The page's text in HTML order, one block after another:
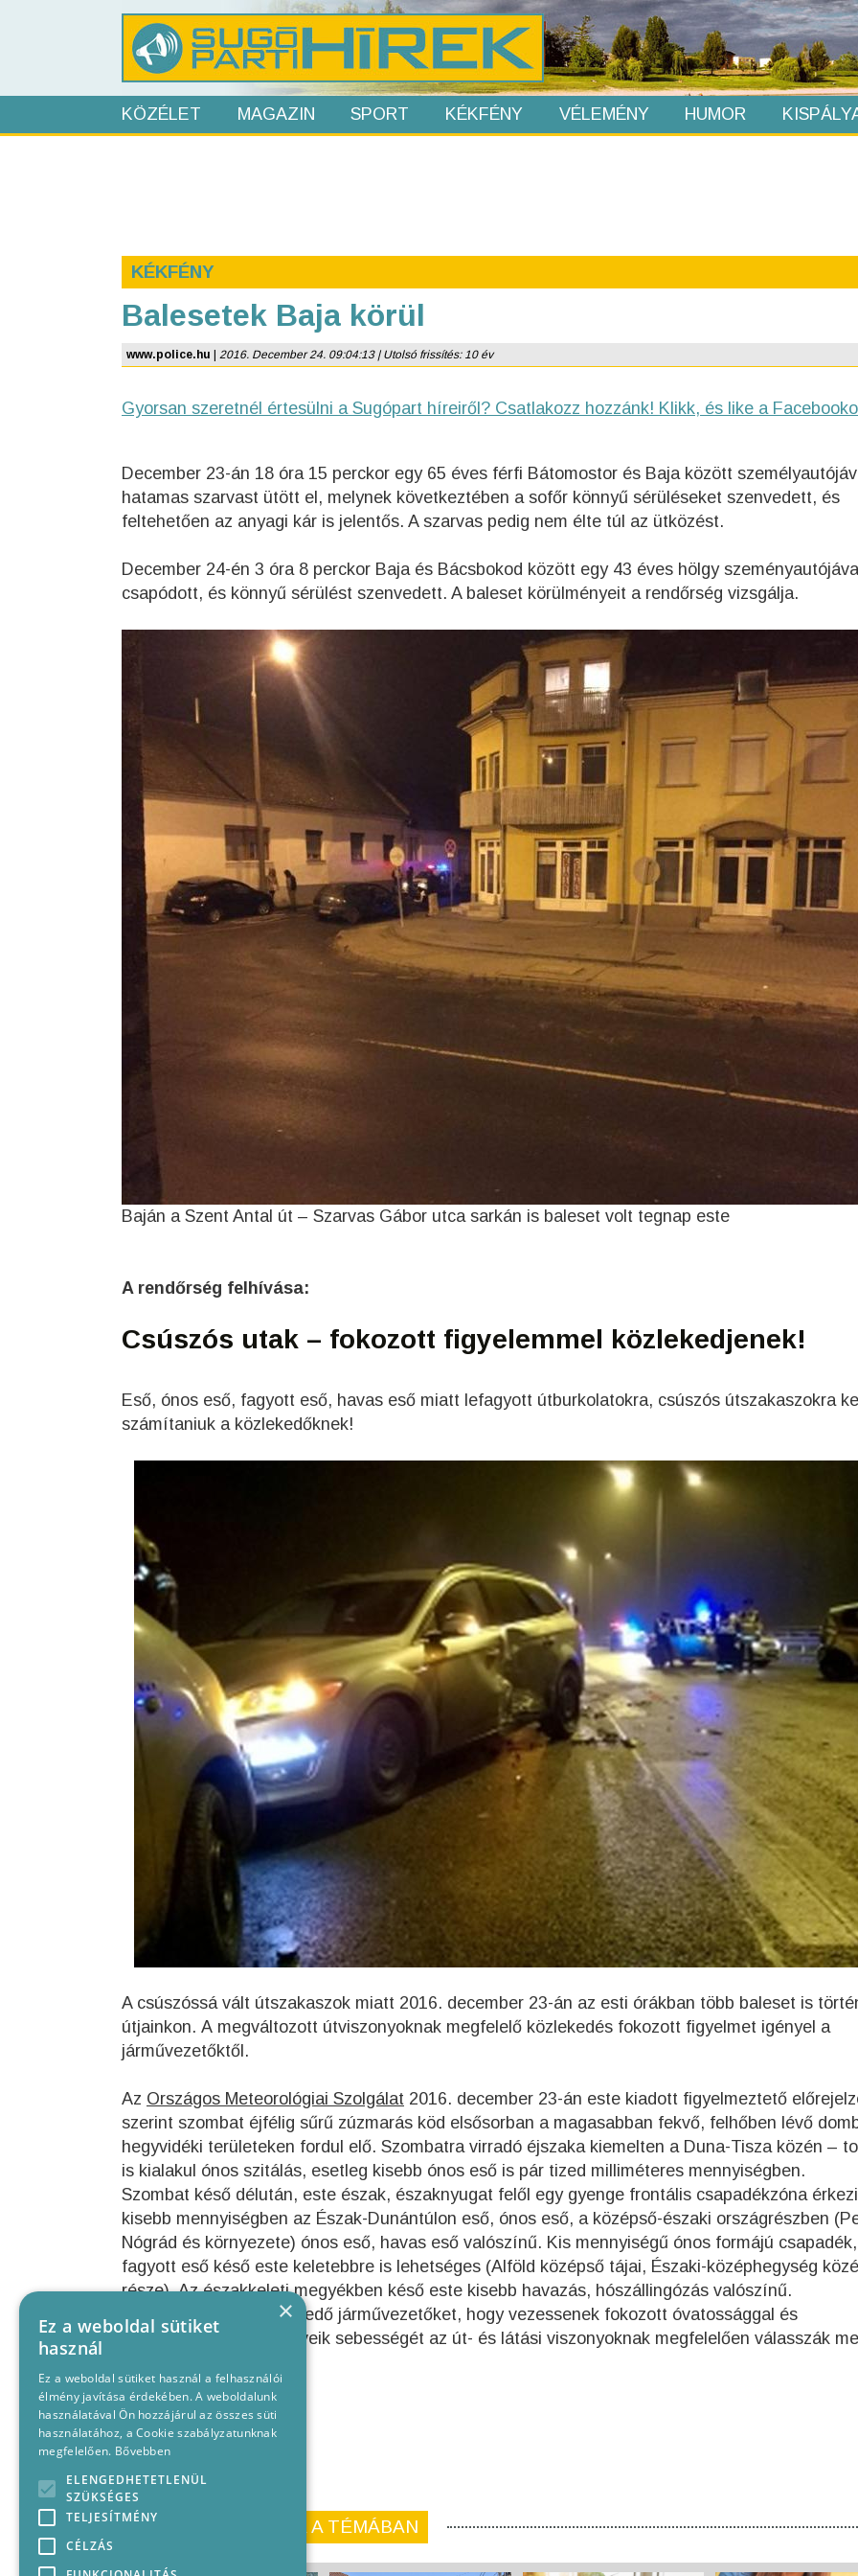
KÖZÉLET MAGAZIN SPORT KÉKFÉNY VÉLEMÉNY HUMOR
KÉKFÉNY
Balesetek Baja körül
www.police.hu 2016. December 24. 09:04:13 | Utolsó frissítés: 10 év
Gyorsan szeretnél értesülni a Sugópart híreiről? Csatlakozz hozzánk! Klikk, és like a
December 23-án 18 óra 15 perckor egy 65 éves férfi Bátomostor és Baja között
hatamas szarvast ütött el, melynek következtében a sofőr könnyű sérüléseket szenvedett, és
feltehetően az anyagi kár is jelentős. A szarvas pedig nem élte túl az ütközést.
December 24-én 3 óra 8 perckor Baja és Bácsbokod között egy 43 éves hölgy
csapódott, és könnyű sérülést szenvedett. A baleset körülményeit a rendőrség vizsgálja.
Baján a Szent Antal út – Szarvas Gábor utca sarkán is baleset volt tegnap este
A rendőrség felhívása:
Csúszós utak – fokozott figyelemmel közlekedjenek!
Eső, ónos eső, fagyott eső, havas eső miatt lefagyott útburkolatokra, csúszós útszakaszokra
számítaniuk a közlekedőknek!
A csúszóssá vált útszakaszok miatt 2016. december 23-án az esti órákban több baleset is
útjainkon. A megváltozott útviszonyoknak megfelelő közlekedés fokozott figyelmet igényel a
járművezetőktől.
Az Országos Meteorológiai Szolgálat 2016. december 23-án este kiadott figyelmeztető
szerint szombat éjfélig sűrű zúzmarás köd elsősorban a magasabban fekvő, felhőben lévő
hegyvidéki területeken fordul elő. Szombatra virradó éjszaka kiemelten a Duna-Tisza közén –
is kialakul ónos szitálás, esetleg kisebb ónos eső is pár tized milliméteres mennyiségben.
Szombat késő délután, este észak, északnyugat felől egy gyenge frontális csapadékzóna
kisebb mennyiségben az Észak-Dunántúlon eső, ónos eső, a középső-északi országrészben
Nógrád és környezete) ónos eső, havas eső valószínű. Kis mennyiségű ónos formájú csapadék,
fagyott eső késő este keletebbre is lehetséges (Alföld középső tájai, Északi-középhegység
része). Az északkeleti megyékben késő este kisebb havazás, hószállingózás valószínű.
Kérjük az utakon közlekedő járművezetőket, hogy vezessenek fokozott óvatossággal és
körültekintéssel. Járműveik sebességét az út- és látási viszonyoknak megfelelően válasszák
KORÁBBI CIKKEINK A TÉMÁBAN
×
Ez a weboldal sütiket
használ
Ez a weboldal sütiket használ a felhasználói
élmény javítása érdekében. A weboldalunk
használatával Ön hozzájárul az összes süti
használatához, a Cookie szabályzatunknak
megfelelően. Bővebben
ELENGEDHETETLENÜL
SZÜKSÉGES
TELJESÍTMÉNY
CÉLZÁS